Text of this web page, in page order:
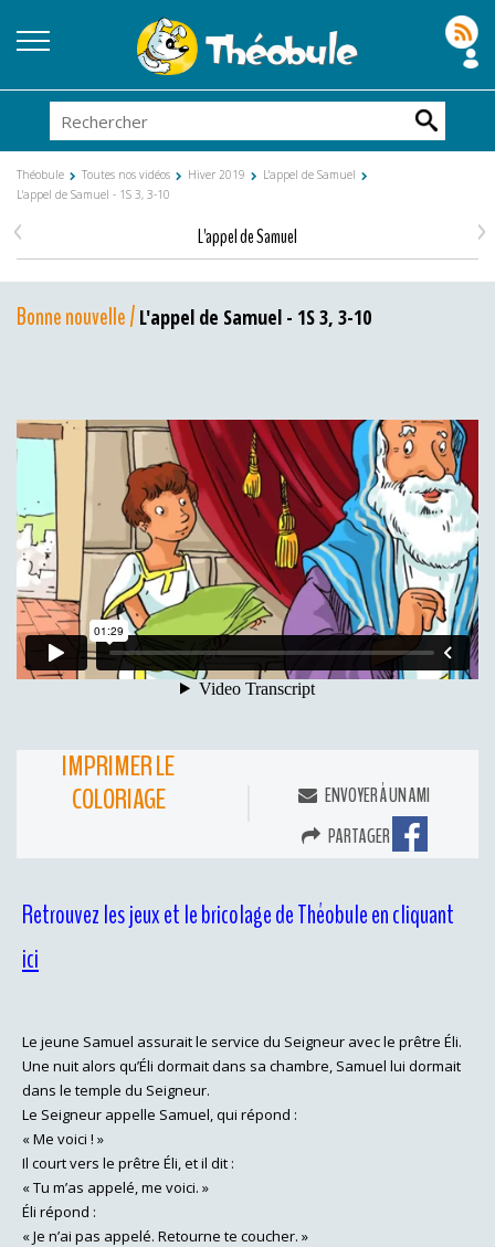
Théobule Toutes nos vidéos Hiver 2019
L'appel de Samuel
L'appel de Samuel - 1S 3, 3-10
L'appel de Samuel
< >
Bonne nouvelle / L'appel de Samuel - 1S 3, 3-10
IMPRIMER LE
COLORIAGE
ENVOYER À UN AMI
PARTAGER
Retrouvez les jeux et le bricolage de Théobule en cliquant
ici
Le jeune Samuel assurait le service du Seigneur avec le prêtre Éli.
Une nuit alors qu’Éli dormait dans sa chambre, Samuel lui dormait
dans le temple du Seigneur.
Le Seigneur appelle Samuel, qui répond :
« Me voici ! »
Il court vers le prêtre Éli, et il dit :
« Tu m’as appelé, me voici. »
Éli répond :
« Je n’ai pas appelé. Retourne te coucher. »